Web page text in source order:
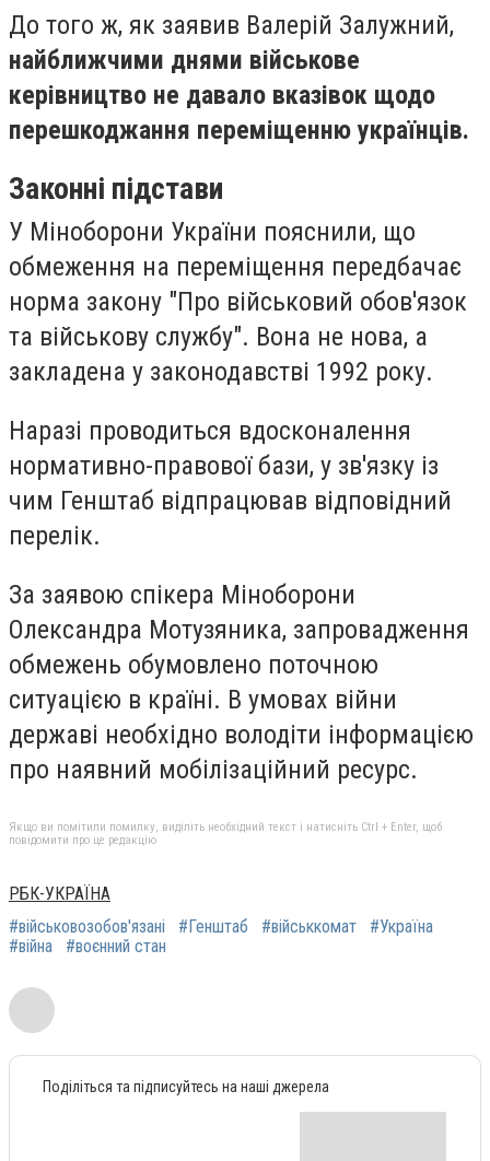
До того ж, як заявив Валерій Залужний,
найближчими днями військове
керівництво не давало вказівок щодо
перешкоджання переміщенню українців.
Законні підстави
У Міноборони України пояснили, що
обмеження на переміщення передбачає
норма закону "Про військовий обов'язок
та військову службу". Вона не нова, а
закладена у законодавстві 1992 року.
Наразі проводиться вдосконалення
нормативно-правової бази, у зв'язку із
чим Генштаб відпрацював відповідний
перелік.
За заявою спікера Міноборони
Олександра Мотузяника, запровадження
обмежень обумовлено поточною
ситуацією в країні. В умовах війни
державі необхідно володіти інформацією
про наявний мобілізаційний ресурс.
Якщо ви помітили помилку, виділіть необхідний текст і натисніть Ctrl + Enter, щоб
повідомити про це редакцію
РБК-УКРАЇНА
#військовозобов'язані
#Генштаб #військкомат
#Україна
#війна
#воєнний стан
Поділіться та підписуйтесь на наші джерела